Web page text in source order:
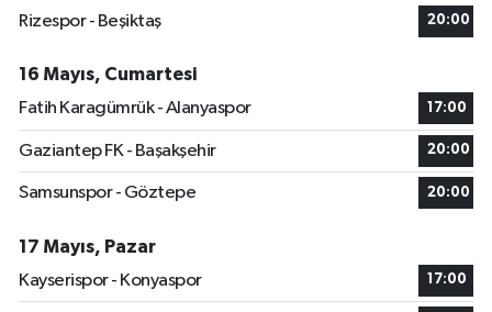
Rizespor - Beşiktaş
20:00
16 Mayıs, Cumartesi
Fatih Karagümrük - Alanyaspor
17:00
Gaziantep FK - Başakşehir 20:00
Samsunspor - Göztepe 20:00
17 Mayıs, Pazar
Kayserispor - Konyaspor
17:00